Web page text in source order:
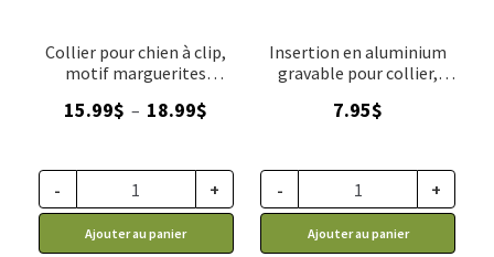
Collier pour chien à clip,
motif marguerites
15.99$ – 18.99$
15.99$
à
18.99$
- +
Ajouter au panier
Insertion en aluminium
gravable pour collier,
grandeurs
7.95$
- +
Ajouter au panier